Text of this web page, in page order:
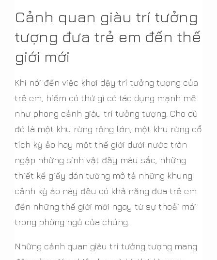
Cảnh quan giàu trí tưởng
tượng đưa trẻ em đến thế
giới mới
Khi nói đến việc khơi dậy trí tưởng tượng của
trẻ em, hiếm có thứ gì có tác dụng mạnh mẽ
như phong cảnh giàu trí tưởng tượng. Cho dù
đó là một khu rừng rộng lớn, một khu rừng cổ
tích kỳ ảo hay một thế giới dưới nước tràn
ngập những sinh vật đầy màu sắc, những
thiết kế giấy dán tường mô tả những khung
cảnh kỳ ảo này đều có khả năng đưa trẻ em
đến những thế giới mới ngay từ sự thoải mái
trong phòng ngủ của chúng.
Những cảnh quan giàu trí tưởng tượng mang